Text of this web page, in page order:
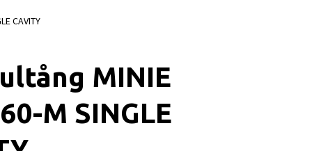
CAVITY
MINIE
M SINGLE